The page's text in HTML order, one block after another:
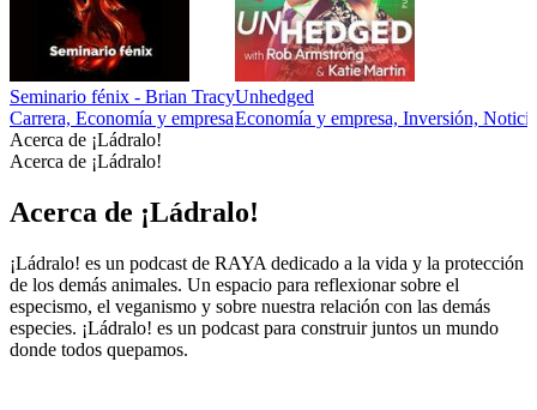
Seminario fénix - Brian Tracy
Carrera, Economía y empresa
Unhedged
Economía y empresa, Inversión,
Acerca de ¡Ládralo!
Acerca de ¡Ládralo!
Acerca de ¡Ládralo!
¡Ládralo! es un podcast de RAYA dedicado a la vida y la protección
de los demás animales. Un espacio para reflexionar sobre el
especismo, el veganismo y sobre nuestra relación con las demás
especies. ¡Ládralo! es un podcast para construir juntos un mundo
donde todos quepamos.